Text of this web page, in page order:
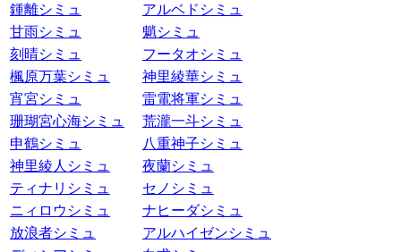
鍾離シミュ
アルベドシミュ
甘雨シミュ
魈シミュ
刻晴シミュ
フータオシミュ
楓原万葉シミュ
神里綾華シミュ
宵宮シミュ
雷電将軍シミュ
珊瑚宮心海シミュ
荒瀧一斗シミュ
申鶴シミュ
八重神子シミュ
神里綾人シミュ
夜蘭シミュ
ティナリシミュ
セノシミュ
ニィロウシミュ
ナヒーダシミュ
放浪者シミュ
アルハイゼンシミュ